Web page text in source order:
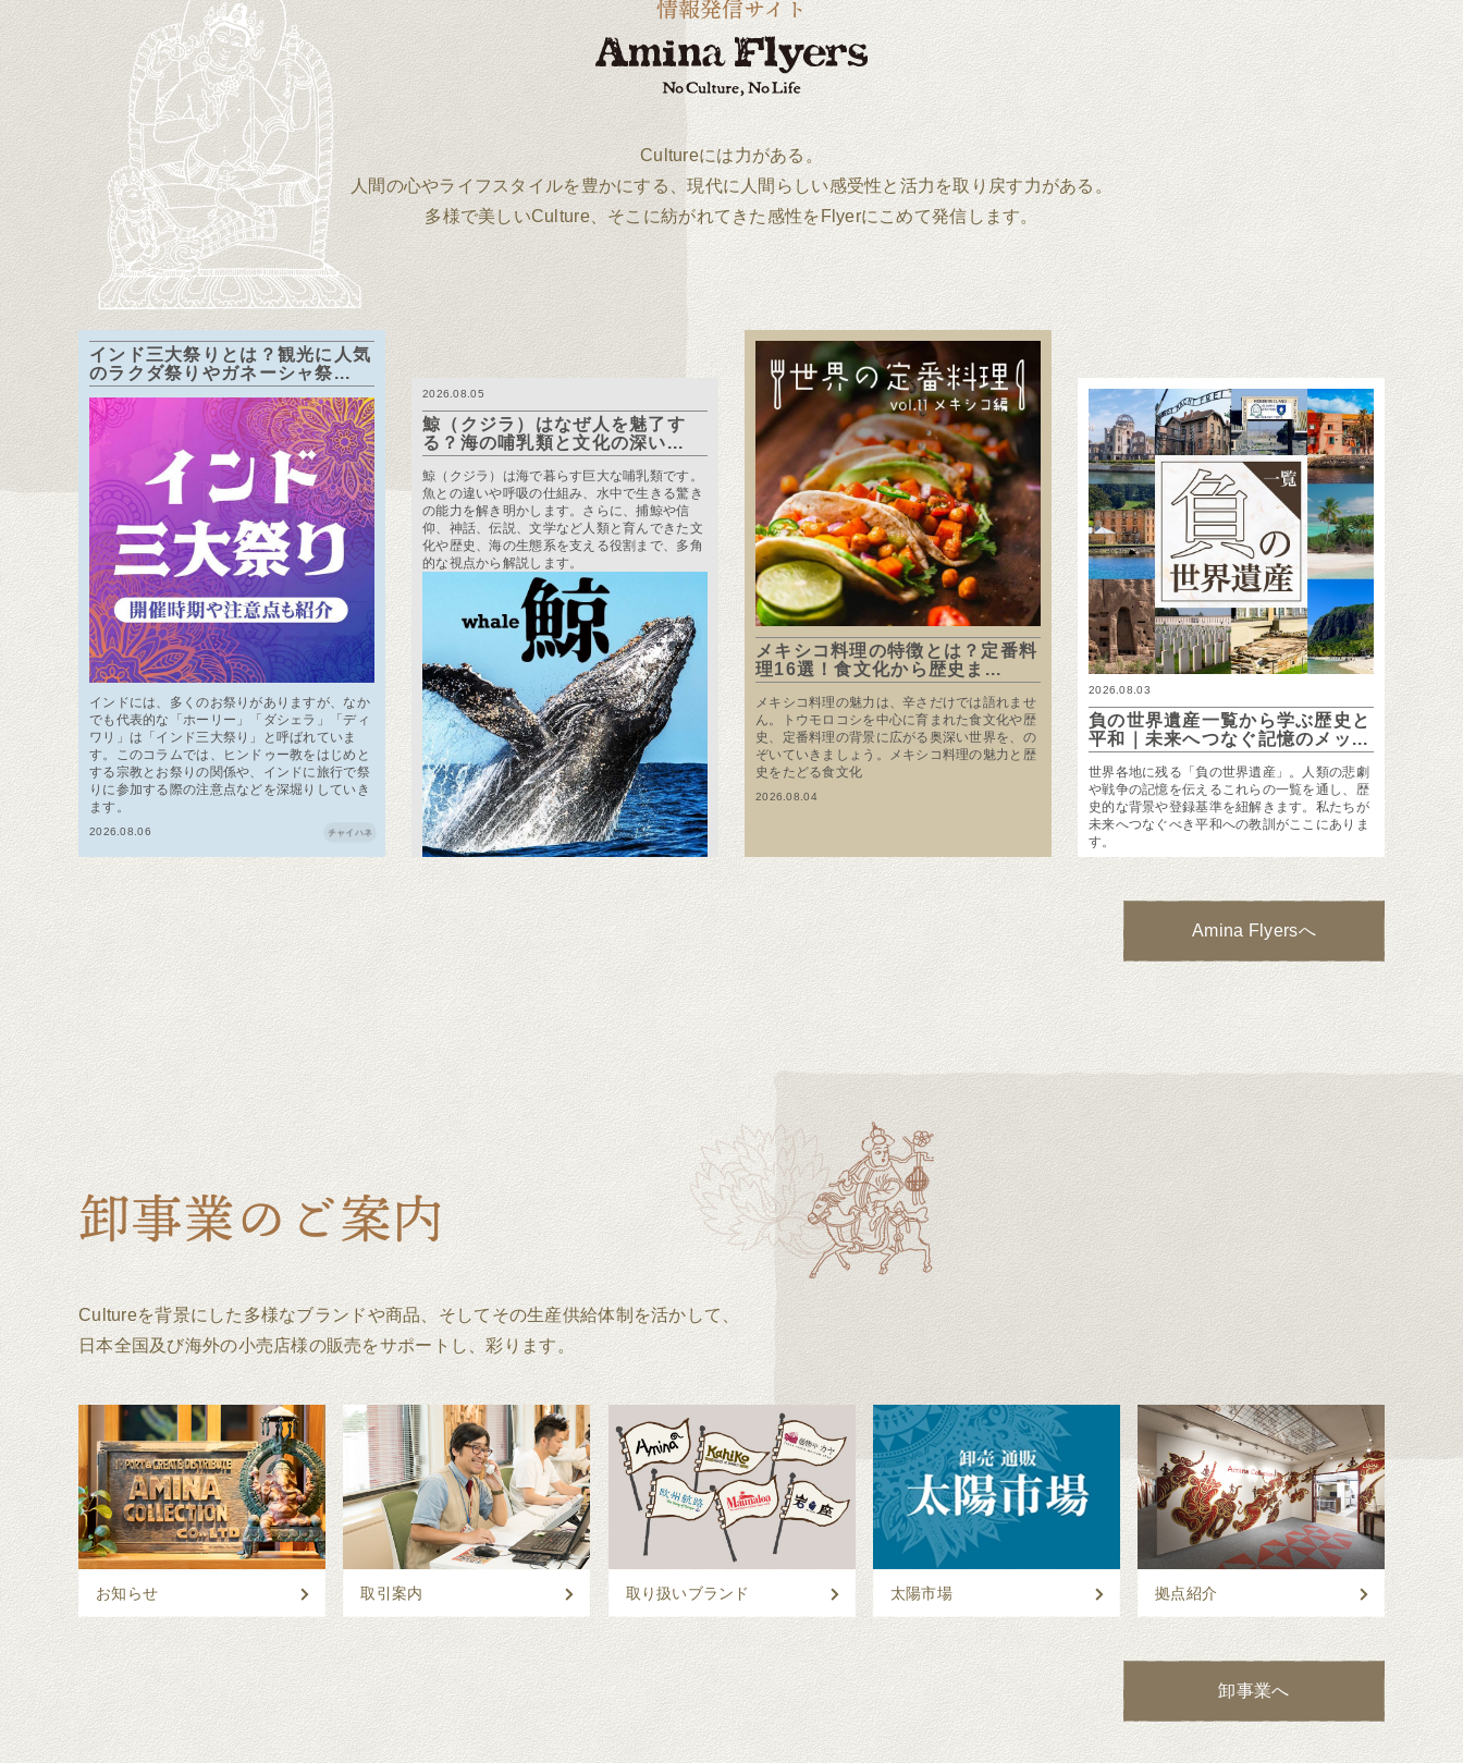
Cultureには力がある。
人間の心やライフスタイルを豊かにする、現代に人間らしい感受性と活力を取り戻す力がある。
多様で美しいCulture、そこに紡がれてきた感性をFlyerにこめて発信します。
インド三大祭りとは？観光に人気
のラクダ祭りやガネーシャ祭...
インドには、多くのお祭りがありますが、なか
でも代表的な「ホーリー」「ダシェラ」「ディ
ワリ」は「インド三大祭り」と呼ばれていま
す。このコラムでは、ヒンドゥー教をはじめと
する宗教とお祭りの関係や、インドに旅行で祭
りに参加する際の注意点などを深堀りしていき
ます。
2026.08.06 チャイハネ
鯨（クジラ）はなぜ人を魅了す
る？海の哺乳類と文化の深い...
鯨（クジラ）は海で暮らす巨大な哺乳類です。
魚との違いや呼吸の仕組み、水中で生きる驚き
の能力を解き明かします。さらに、捕鯨や信
仰、神話、伝説、文学など人類と育んできた文
化や歴史、海の生態系を支える役割まで、多角
的な視点から解説します。
2026.08.05
メキシコ料理の特徴とは？定番料
理16選！食文化から歴史ま...
メキシコ料理の魅力は、辛さだけでは語れませ
ん。トウモロコシを中心に育まれた食文化や歴
史、定番料理の背景に広がる奥深い世界を、の
ぞいていきましょう。メキシコ料理の魅力と歴
史をたどる食文化
2026.08.04
負の世界遺産一覧から学ぶ歴史と
平和｜未来へつなぐ記憶のメッ...
世界各地に残る「負の世界遺産」。人類の悲劇
や戦争の記憶を伝えるこれらの一覧を通し、歴
史的な背景や登録基準を紐解きます。私たちが
未来へつなぐべき平和への教訓がここにありま
す。
2026.08.03
Amina Flyersへ
Cultureを背景にした多様なブランドや商品、そしてその生産供給体制を活かして、
日本全国及び海外の小売店様の販売をサポートし、彩ります。
お知らせ 取引案内 取り扱いブランド 太陽市場 拠点紹介
卸事業へ